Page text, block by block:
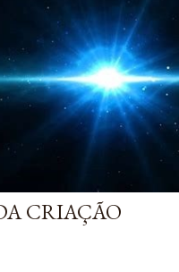
CRIAÇÃO